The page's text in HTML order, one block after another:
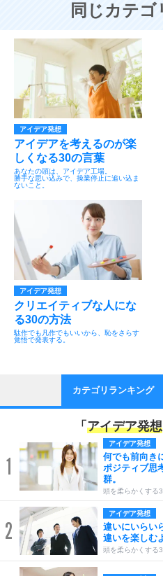
同じカテゴ
アイデア発想
アイデアを考えるのが楽
しくなる30の言葉
あなたの頭は、アイデア工場。
勝手な思い込みで、操業停止に追い込ま
ないこと。
アイデア発想
クリエイティブな人にな
る30の方法
駄作でも凡作でもいいから、恥をさらす
覚悟で発表する。
カテゴリランキング
「 アイデア発想
1
アイデア発想
何でも前向き
ポジティブ思
群。
頭を柔らかくする
2
アイデア発想
違いにいらい
違いを楽しむ
頭を柔らかくする